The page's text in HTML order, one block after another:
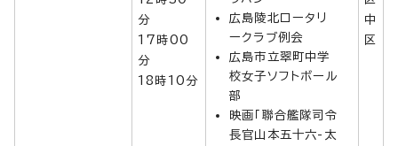
分
17時00
分
18時10分
広島陵北ロータリ
ークラブ例会
広島市立翠町中学
校女子ソフトボール
部
映画「聯合艦隊司令
長官山本五十六-太
中
区